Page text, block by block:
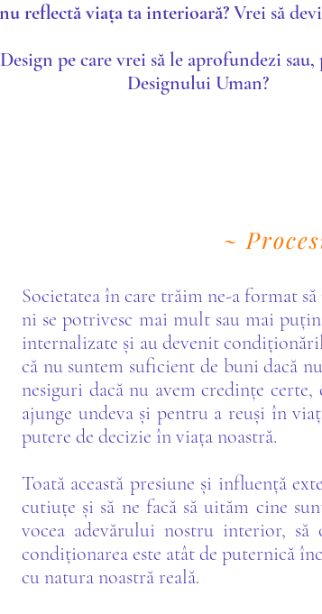
reflectă viața ta interioară?Vrei să
pe care vrei să le aprofundezi sau,
Designului Uman?
~
Societatea în care trăim ne-a format
ni se potrivesc mai mult sau mai
internalizate și au devenit
că nu suntem suficient de buni dacă
nesiguri dacă nu avem credințe
ajunge undeva și pentru a reuși în
putere de decizie în viața noastră.
Toată această presiune și influență
cutiuțe și să ne facă să uităm cine
vocea adevărului nostru interior,
condiționarea este atât de puternică
cu natura noastră reală.